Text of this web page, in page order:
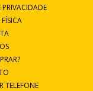
TELEFONE